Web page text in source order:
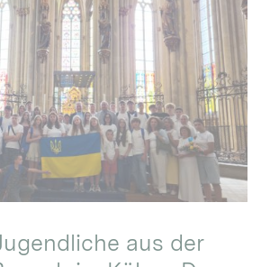
aus der